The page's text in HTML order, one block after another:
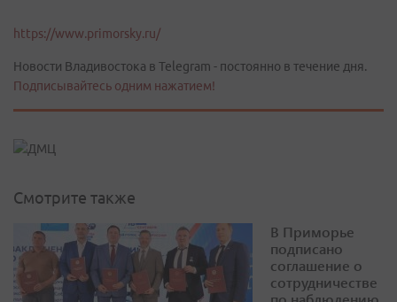
https://www.primorsky.ru/
Новости Владивостока в Telegram - постоянно в течение дня.
Подписывайтесь одним нажатием!
Смотрите также
В Приморье
подписано
соглашение о
сотрудничестве